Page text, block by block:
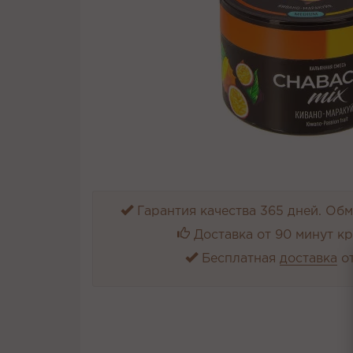
Гарантия качества 365 дней.
Доставка от 90 минут
Бесплатная доставка